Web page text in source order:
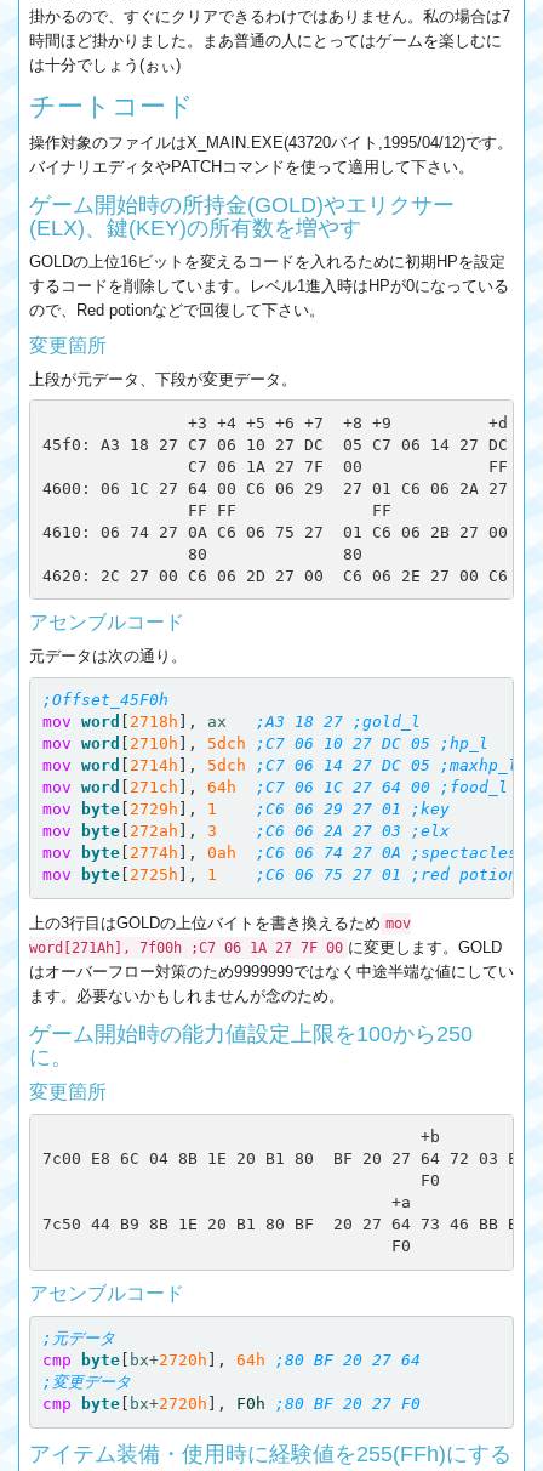
掛かるので、すぐにクリアできるわけではありません。私の場合は7
時間ほど掛かりました。まあ普通の人にとってはゲームを楽しむに
は十分でしょう(ぉぃ)
チートコード
操作対象のファイルはX_MAIN.EXE(43720バイト,1995/04/12)です。
バイナリエディタやPATCHコマンドを使って適用して下さい。
ゲーム開始時の所持金(GOLD)やエリクサー
(ELX)、鍵(KEY)の所有数を増やす
GOLDの上位16ビットを変えるコードを入れるために初期HPを設定
するコードを削除しています。レベル1進入時はHPが0になっている
ので、Red potionなどで回復して下さい。
変更箇所
上段が元データ、下段が変更データ。
               +3 +4 +5 +6 +7  +8 +9          +d +e
45f0: A3 18 27 C7 06 10 27 DC  05 C7 06 14 27 DC 05
               C7 06 1A 27 7F  00             FF FF
4600: 06 1C 27 64 00 C6 06 29  27 01 C6 06 2A 27 03
               FF FF              FF             FF
4610: 06 74 27 0A C6 06 75 27  01 C6 06 2B 27 00 C6
               80              80
アセンブルコード
元データは次の通り。
;Offset_45F0h
mov word 2718h ], ax
;A3 18 27 ;gold_l
mov word 2710h ], 5dch
;C7 06 10 27 DC 05 ;hp_l
mov word 2714h ], 5dch
;C7 06 14 27 DC 05 ;maxhp_l
mov word 271ch ], 64h
;C7 06 1C 27 64 00 ;food_l
mov
byte[ 2729h ], 1
;C6 06 29 27 01 ;key
mov
byte[ 272ah ], 3
;C6 06 2A 27 03 ;elx
mov
byte[ 2774h ], 0ah
;C6 06 74 27 0A ;spectacles
mov
byte[ 2725h ], 1 ;C6 06 75 27 01 ;red potion
上の3行目はGOLDの上位バイトを書き換えるため mov
word[271Ah], 7f00h ;C7 06 1A 27 7F 00 に変更します。GOLD
はオーバーフロー対策のため9999999ではなく中途半端な値にしてい
ます。必要ないかもしれませんが念のため。
ゲーム開始時の能力値設定上限を100から250
に。
変更箇所
                                       +b
7c00 E8 6C 04 8B 1E 20 B1 80  BF 20 27 64 72 03 E9
                                       F0
                                    +a
7c50 44 B9 8B 1E 20 B1 80 BF  20 27 64 73 46 BB B4
アセンブルコード
;元データ
cmp
byte[ bx+2720h ], 64h
;80 BF 20 27 64
;変更データ
cmp
byte[ bx+2720h ], F0h ;80 BF 20 27 F0
アイテム装備・使用時に経験値を255(FFh)にする